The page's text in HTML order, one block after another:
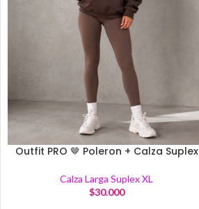
Outfit PRO 🤎 Poleron + Calza Suplex
Calza Larga Suplex XL
$30.000